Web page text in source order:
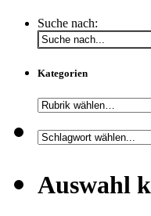
Suche nach:
Kategorien
Auswahl